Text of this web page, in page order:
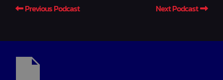
Previous Podcast Next Podcast